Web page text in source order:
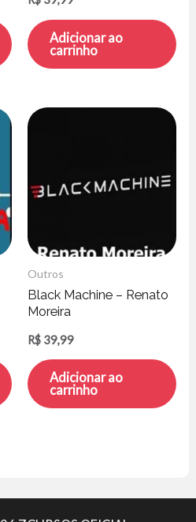
Adicionar ao
carrinho
Outros
Black Machine – Renato
Moreira
R$ 39,99
Adicionar ao
carrinho